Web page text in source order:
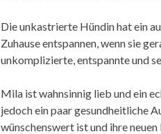
Die unkastrierte Hündin hat ein
Zuhause entspannen, wenn sie
unkomplizierte, entspannte und
Mila ist wahnsinnig lieb und ein
jedoch ein paar gesundheitliche
wünschenswert ist und ihre